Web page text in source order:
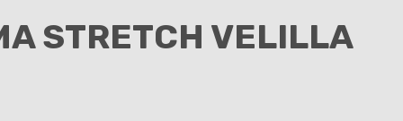
STRETCH VELILLA